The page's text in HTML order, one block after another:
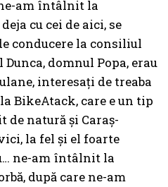
am întâlnit la
cu cei de aici, se
conducere la consiliul
domnul Popa, erau
interesați de treaba
BikeAtack, care e un tip
natură și Caraș-
la fel și el foarte
ne-am întâlnit la
după care ne-am